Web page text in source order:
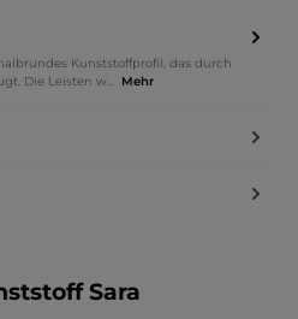
Kunststoffprofil, das durch
Die Leisten w… Mehr
Sara